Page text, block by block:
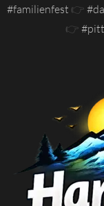
#familienfest 👉
👉